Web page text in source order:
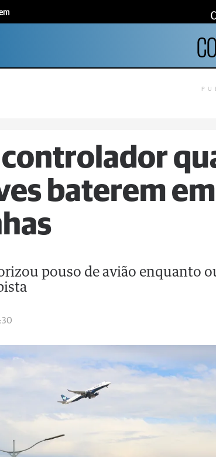
controlador
baterem em
pouso de avião enquanto